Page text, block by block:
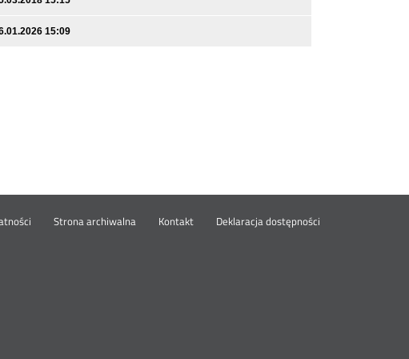
15:09
Otwórz
Strona archiwalna Kontakt Deklaracja dostępności